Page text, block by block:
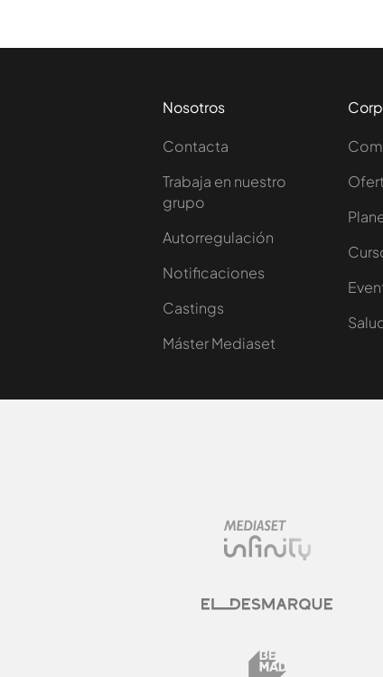
Nosotros
Contacta
Trabaja en nuestro
grupo
Autorregulación
Notificaciones
Castings
Máster Mediaset